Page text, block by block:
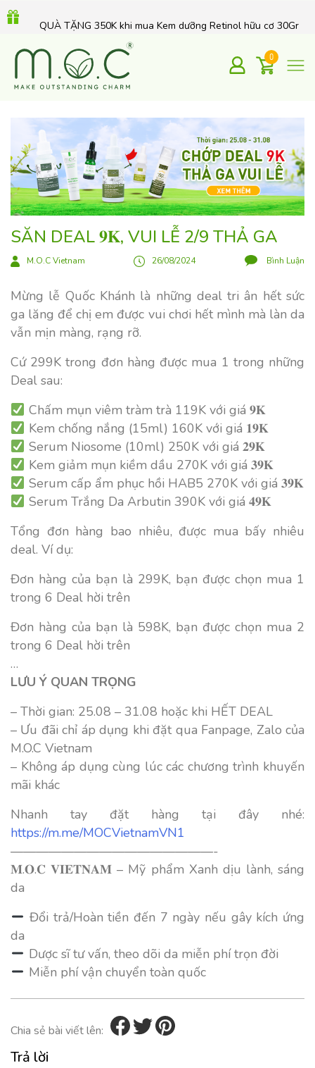
QUÀ TẶNG 350K khi mua Kem dưỡng Retinol hữu cơ 30Gr
0
SĂN DEAL 𝟗𝐊, VUI LỄ 2/9 THẢ GA
M.O.C Vietnam 26/08/2024 Bình Luận
Mừng lễ Quốc Khánh là những deal tri ân hết sức
ga lăng để chị em được vui chơi hết mình mà làn da
vẫn mịn màng, rạng rỡ.
Cứ 299K trong đơn hàng được mua 1 trong những
Deal sau:
Chấm mụn viêm tràm trà 119K với giá 𝟗𝐊
Kem chống nắng (15ml) 160K với giá 𝟏𝟗𝐊
Serum Niosome (10ml) 250K với giá 𝟐𝟗𝐊
Kem giảm mụn kiềm dầu 270K với giá 𝟑𝟗𝐊
Serum cấp ẩm phục hồi HAB5 270K với giá 𝟑𝟗𝐊
Serum Trắng Da Arbutin 390K với giá 𝟒𝟗𝐊
Tổng đơn hàng bao nhiêu, được mua bấy nhiêu
deal. Ví dụ:
Đơn hàng của bạn là 299K, bạn được chọn mua 1
trong 6 Deal hời trên
Đơn hàng của bạn là 598K, bạn được chọn mua 2
trong 6 Deal hời trên
…
LƯU Ý QUAN TRỌNG
– Thời gian: 25.08 – 31.08 hoặc khi HẾT DEAL
– Ưu đãi chỉ áp dụng khi đặt qua Fanpage, Zalo của
M.O.C Vietnam
– Không áp dụng cùng lúc các chương trình khuyến
mãi khác
Nhanh tay đặt hàng tại đây nhé:
https://m.me/MOCVietnamVN1
————————————————-
𝐌.𝐎.𝐂 𝐕𝐈𝐄𝐓𝐍𝐀𝐌 – Mỹ phẩm Xanh dịu lành, sáng
da
Đổi trả/Hoàn tiền đến 7 ngày nếu gây kích ứng
da
Dược sĩ tư vấn, theo dõi da miễn phí trọn đời
Miễn phí vận chuyển toàn quốc
Chia sẻ bài viết lên:
Trả lời